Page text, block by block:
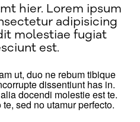
hier. Lorem ipsum
adipisicing
molestiae fugiat
est.
ut, duo ne rebum tibique
dissentiunt has in.
docendi molestie est te.
sed no utamur perfecto.